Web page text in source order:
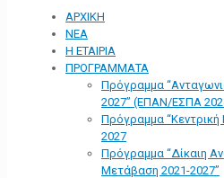
ΑΡΧΙΚΗ
ΝΕΑ
Η ΕΤΑΙΡΙΑ
ΠΡΟΓΡΑΜΜΑΤΑ
Πρόγραμμα
2027” (ΕΠΑΝ/ΕΣΠΑ
Πρόγραμμα “Κεντρική
2027
Πρόγραμμα “Δίκαιη
Μετάβαση 2021-2027”